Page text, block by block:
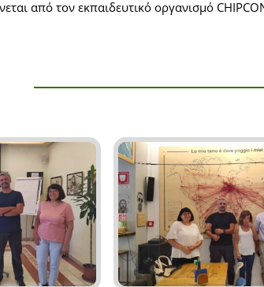
από τον εκπαιδευτικό οργανισμό